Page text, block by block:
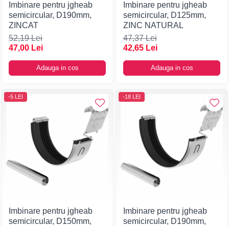
Imbinare pentru jgheab
semicircular, D190mm,
ZINCAT
52,19 Lei
47,00 Lei
Adauga in cos
Imbinare pentru jgheab
semicircular, D125mm,
ZINC NATURAL
47,37 Lei
42,65 Lei
Adauga in cos
-5 LEI
Imbinare pentru jgheab
semicircular, D150mm,
-18 LEI
Imbinare pentru jgheab
semicircular, D190mm,